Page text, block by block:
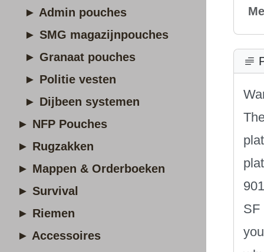
► Admin pouches
► SMG magazijnpouches
► Granaat pouches
► Politie vesten
► Dijbeen systemen
► NFP Pouches
► Rugzakken
► Mappen & Orderboeken
► Survival
► Riemen
► Accessoires
SF